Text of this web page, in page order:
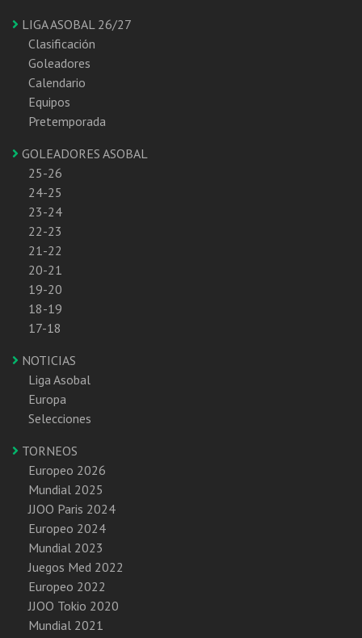
LIGA ASOBAL 26/27
Clasificación
Goleadores
Calendario
Equipos
Pretemporada
GOLEADORES ASOBAL
25-26
24-25
23-24
22-23
21-22
20-21
19-20
18-19
17-18
NOTICIAS
Liga Asobal
Europa
Selecciones
TORNEOS
Europeo 2026
Mundial 2025
JJOO Paris 2024
Europeo 2024
Mundial 2023
Juegos Med 2022
Europeo 2022
JJOO Tokio 2020
Mundial 2021